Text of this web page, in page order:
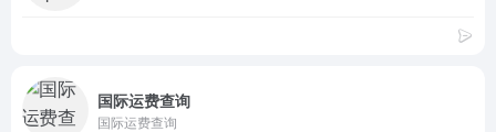
国际运费查询
国际运费查询